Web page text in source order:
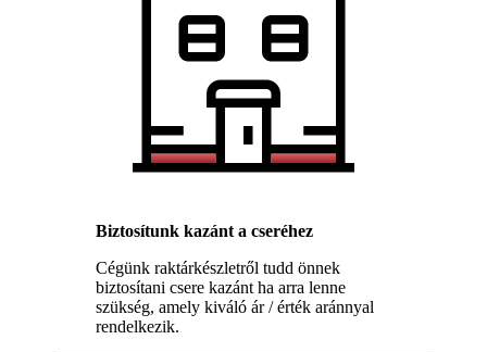
Biztosítunk kazánt a cseréhez
Cégünk raktárkészletről tudd önnek
biztosítani csere kazánt ha arra lenne
szükség, amely kiváló ár / érték aránnyal
rendelkezik.